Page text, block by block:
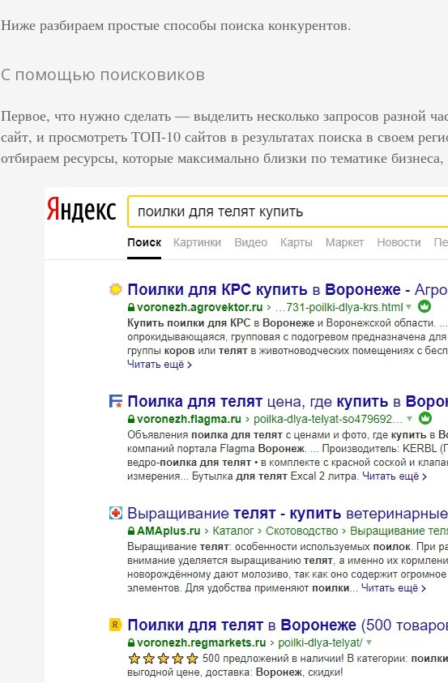
Ниже разбираем простые способы поиска конкурентов.
С помощью поисковиков
Первое, что нужно сделать — выделить несколько запросов разной
сайт, и просмотреть ТОП-10 сайтов в результатах поиска в своем
отбираем ресурсы, которые максимально близки по тематике